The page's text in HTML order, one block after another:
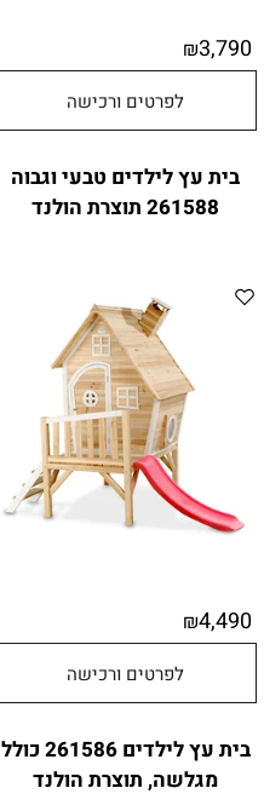
₪3,790
לפרטים ורכישה
בית עץ לילדים טבעי וגבוה
261588 תוצרת הולנד
₪4,490
לפרטים ורכישה
בית עץ לילדים 261586 כולל
מגלשה, תוצרת הולנד